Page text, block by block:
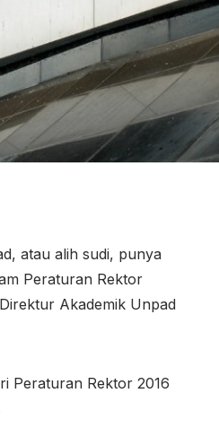
atau alih sudi, punya
Peraturan Rektor
Akademik Unpad
Peraturan Rektor 2016